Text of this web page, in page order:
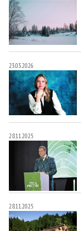
23.03.2026
28.11.2025
28.11.2025